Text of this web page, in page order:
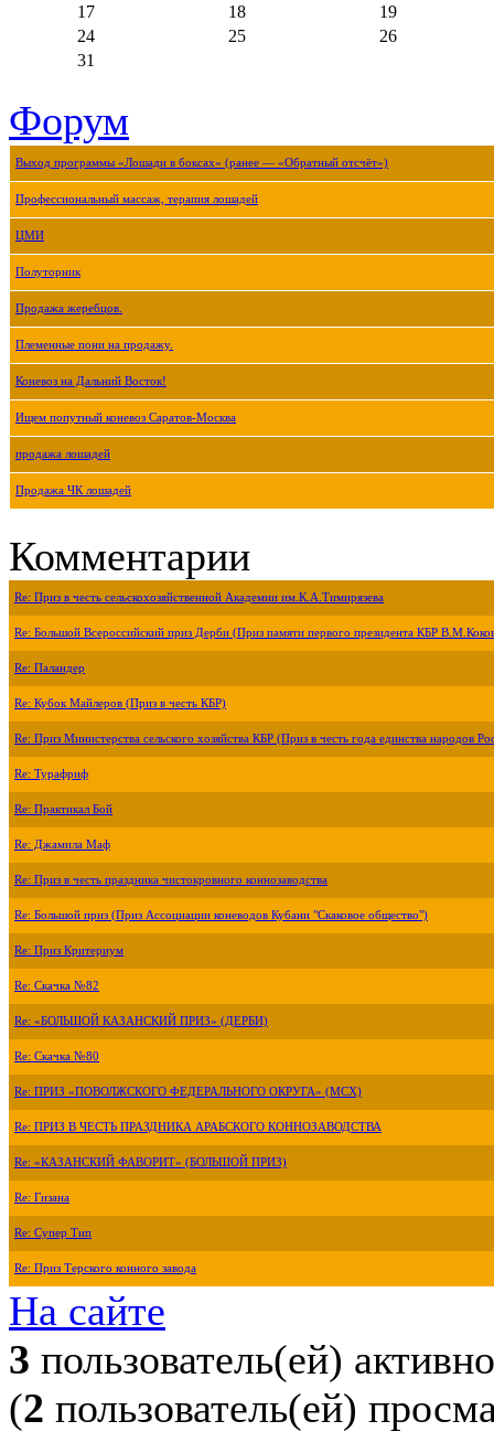
17
18
19
24
25
26
31
Форум
Выход программы «Лошади в боксах» (ранее — «Обратный отсчёт»)
Профессиональный массаж, терапия лошадей
ЦМИ
Полуторник
Продажа жеребцов.
Племенные пони на продажу.
Коневоз на Дальний Восток!
Ищем попутный коневоз Саратов-Москва
продажа лошадей
Продажа ЧК лошадей
Комментарии
Re: Приз в честь сельскохозяйственной Академии им.К.А.Тимирязева
Re: Большой Всероссийский приз Дерби (Приз памяти первого президента КБР
Re: Паландер
Re: Кубок Майлеров (Приз в честь КБР)
Re: Приз Министерства сельского хозяйства КБР (Приз в честь года единства народов
Re: Турафриф
Re: Практикал Бой
Re: Джамила Маф
Re: Приз в честь праздника чистокровного коннозаводства
Re: Большой приз (Приз Ассоциации коневодов Кубани "Скаковое общество")
Re: Приз Критериум
Re: Скачка №82
Re: «БОЛЬШОЙ КАЗАНСКИЙ ПРИЗ» (ДЕРБИ)
Re: Скачка №80
Re: ПРИЗ «ПОВОЛЖСКОГО ФЕДЕРАЛЬНОГО ОКРУГА» (МСХ)
Re: ПРИЗ В ЧЕСТЬ ПРАЗДНИКА АРАБСКОГО КОННОЗАВОДСТВА
Re: «КАЗАНСКИЙ ФАВОРИТ» (БОЛЬШОЙ ПРИЗ)
Re: Гизана
Re: Супер Тип
Re: Приз Терского конного завода
На сайте
3 пользователь(ей) активно
(2 пользователь(ей)